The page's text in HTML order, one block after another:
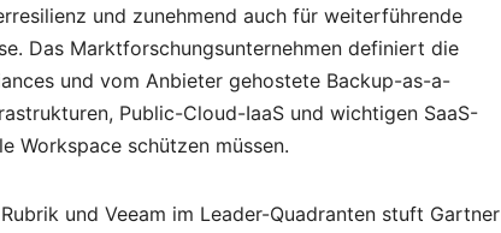
und zunehmend auch für weiterführende
Das Marktforschungsunternehmen definiert die
und vom Anbieter gehostete Backup-as-a-
Public-Cloud-IaaS und wichtigen SaaS-
Workspace schützen müssen.
und Veeam im Leader-Quadranten stuft Gartner